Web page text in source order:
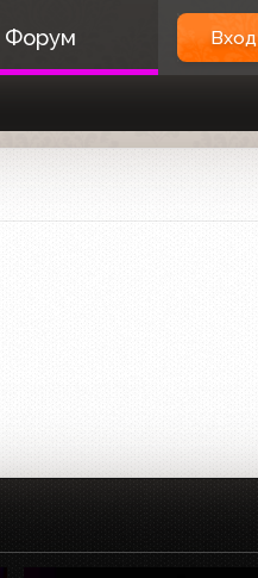
Форум Вход